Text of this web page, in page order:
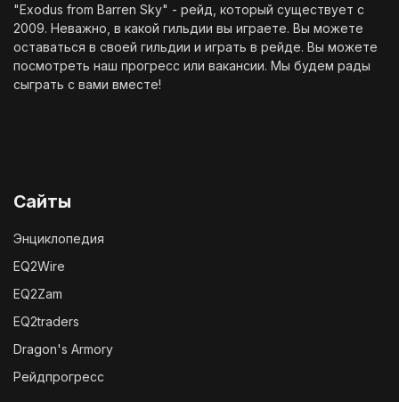
"Exodus from Barren Sky" - рейд, который существует с
2009. Неважно, в какой гильдии вы играете. Вы можете
оставаться в своей гильдии и играть в рейде. Вы можете
посмотреть наш прогресс или вакансии. Мы будем рады
сыграть с вами вместе!
Сайты
Энциклопедия
EQ2Wire
EQ2Zam
EQ2traders
Dragon's Armory
Рейдпрогресс